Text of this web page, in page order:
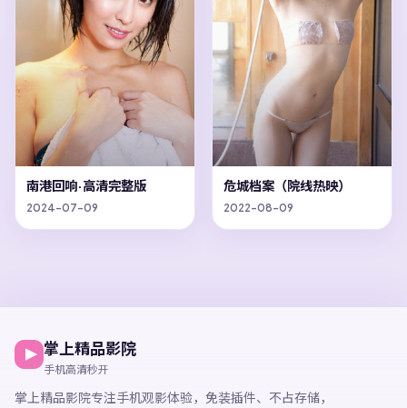
南港回响·高清完整版
2024-07-09
危城档案（院线热映）
2022-08-09
掌上精品影院
手机高清秒开
掌上精品影院专注手机观影体验， 免装插件、不占存储，